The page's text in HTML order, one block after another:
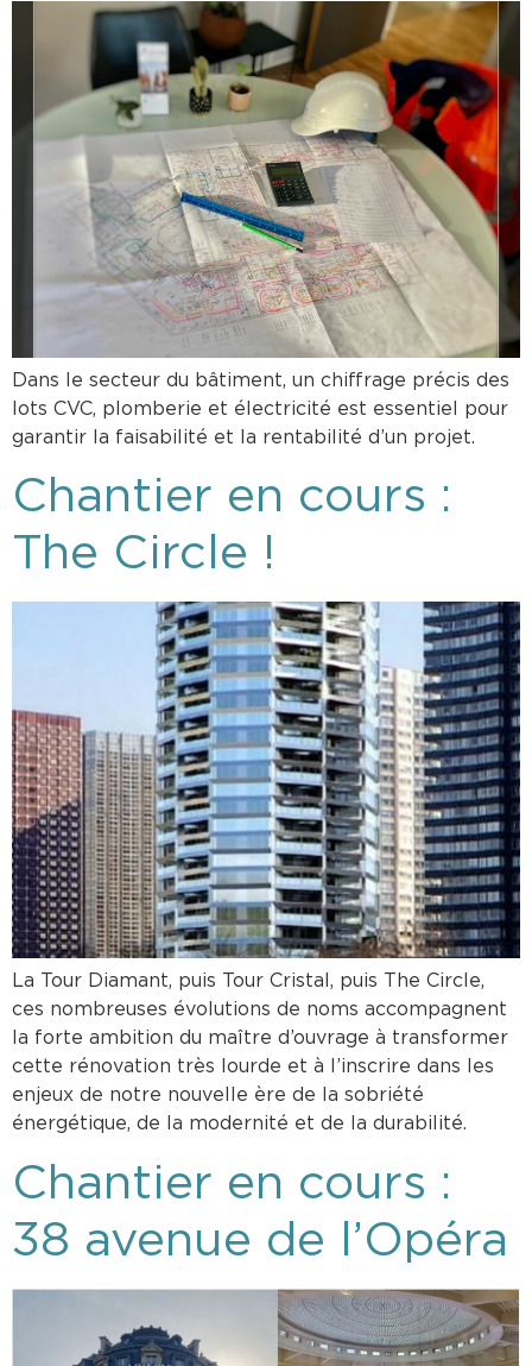
Dans le secteur du bâtiment, un chiffrage précis des
lots CVC, plomberie et électricité est essentiel pour
garantir la faisabilité et la rentabilité d’un projet.
Chantier en cours :
The Circle !
La Tour Diamant, puis Tour Cristal, puis The Circle,
ces nombreuses évolutions de noms accompagnent
la forte ambition du maître d’ouvrage à transformer
cette rénovation très lourde et à l’inscrire dans les
enjeux de notre nouvelle ère de la sobriété
énergétique, de la modernité et de la durabilité.
Chantier en cours :
38 avenue de l’Opéra